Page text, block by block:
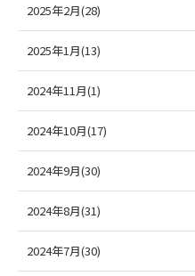
2025年2月(28)
2025年1月(13)
2024年11月(1)
2024年10月(17)
2024年9月(30)
2024年8月(31)
2024年7月(30)